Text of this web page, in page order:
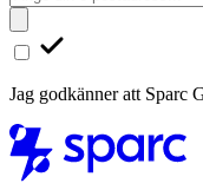
Jag godkänner att Sparc